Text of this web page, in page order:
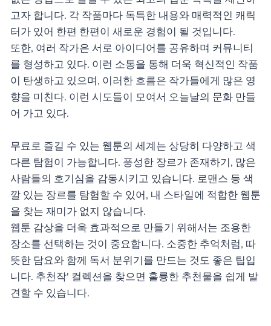
고자 합니다. 각 작품마다 독특한 내용와 매력적인 캐릭
터가 있어 한편 한편이 새로운 경험이 될 것입니다.
또한, 여러 작가은 서로 아이디어를 공유하며 커뮤니티
를 형성하고 있다. 이런 소통을 통해 더욱 혁신적인 작품
이 탄생하고 있으며, 이러한 흐름은 작가들에게 많은 영
향을 미친다. 이런 시도들이 모여서 오늘날의 문화 만들
어 가고 있다.
무료로 즐길 수 있는 웹툰의 세계는 상당히 다양하고 색
다른 탐험이 가능합니다. 풍성한 장르가 존재하기, 많은
사람들의 호기심을 감동시키고 있습니다. 로맨스 등 색
깔 있는 장르를 탐험할 수 있어, 내 스타일에 적합한 웹툰
을 찾는 재미가 없지 않습니다.
웹툰 감상을 더욱 효과적으로 만들기 위해서는 조용한
장소를 선택하는 것이 중요합니다. 소중한 추억처럼, 따
뜻한 담요와 함께 독서 분위기를 만드는 것도 좋은 팁입
니다. 추천작' 컬렉션을 찾으면 훌륭한 추천물을 쉽게 발
견할 수 있습니다.